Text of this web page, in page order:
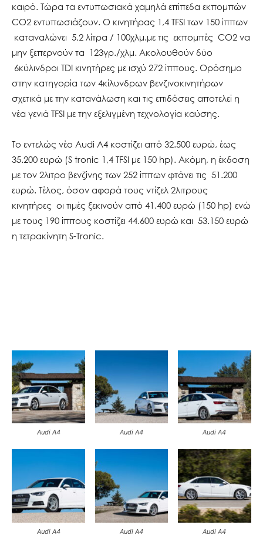
καιρό. Τώρα τα εντυπωσιακά χαμηλά επίπεδα εκπομπών
CO2 εντυπωσιάζουν. Ο κινητήρας 1,4 ΤFSI των 150 ίππων
καταναλώνει 5,2 λίτρα / 100χλμ.με τις εκπομπές CO2 να
μην ξεπερνούν τα 123γρ./χλμ. Ακολουθούν δύο
6κύλινδροι TDI κινητήρες με ισχύ 272 ίππους. Ορόσημο
στην κατηγορία των 4κίλυνδρων βενζινοκινητήρων
σχετικά με την κατανάλωση και τις επιδόσεις αποτελεί η
νέα γενιά TFSI με την εξελιγμένη τεχνολογία καύσης.
Το εντελώς νέο Audi A4 κοστίζει από 32.500 ευρώ, έως
35.200 ευρώ (S tronic 1,4 TFSI με 150 hp). Ακόμη, η έκδοση
με τον 2λιτρο βενζίνης των 252 ίππων φτάνει τις 51.200
ευρώ. Τέλος, όσον αφορά τους ντίζελ 2λιτρους
κινητήρες οι τιμές ξεκινούν από 41.400 ευρώ (150 hp) ενώ
με τους 190 ίππους κοστίζει 44.600 ευρώ και 53.150 ευρώ
η τετρακίνητη S-Tronic.
Audi A4 Audi A4 Audi A4
Audi A4 Audi A4 Audi A4